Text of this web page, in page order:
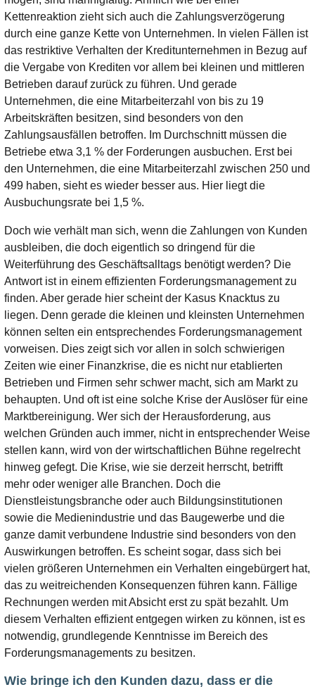
Kettenreaktion zieht sich auch die Zahlungsverzögerung
durch eine ganze Kette von Unternehmen. In vielen Fällen ist
das restriktive Verhalten der Kreditunternehmen in Bezug auf
die Vergabe von Krediten vor allem bei kleinen und mittleren
Betrieben darauf zurück zu führen. Und gerade
Unternehmen, die eine Mitarbeiterzahl von bis zu 19
Arbeitskräften besitzen, sind besonders von den
Zahlungsausfällen betroffen. Im Durchschnitt müssen die
Betriebe etwa 3,1 % der Forderungen ausbuchen. Erst bei
den Unternehmen, die eine Mitarbeiterzahl zwischen 250 und
499 haben, sieht es wieder besser aus. Hier liegt die
Ausbuchungsrate bei 1,5 %.
Doch wie verhält man sich, wenn die Zahlungen von Kunden
ausbleiben, die doch eigentlich so dringend für die
Weiterführung des Geschäftsalltags benötigt werden? Die
Antwort ist in einem effizienten Forderungsmanagement zu
finden. Aber gerade hier scheint der Kasus Knacktus zu
liegen. Denn gerade die kleinen und kleinsten Unternehmen
können selten ein entsprechendes Forderungsmanagement
vorweisen. Dies zeigt sich vor allen in solch schwierigen
Zeiten wie einer Finanzkrise, die es nicht nur etablierten
Betrieben und Firmen sehr schwer macht, sich am Markt zu
behaupten. Und oft ist eine solche Krise der Auslöser für eine
Marktbereinigung. Wer sich der Herausforderung, aus
welchen Gründen auch immer, nicht in entsprechender Weise
stellen kann, wird von der wirtschaftlichen Bühne regelrecht
hinweg gefegt. Die Krise, wie sie derzeit herrscht, betrifft
mehr oder weniger alle Branchen. Doch die
Dienstleistungsbranche oder auch Bildungsinstitutionen
sowie die Medienindustrie und das Baugewerbe und die
ganze damit verbundene Industrie sind besonders von den
Auswirkungen betroffen. Es scheint sogar, dass sich bei
vielen größeren Unternehmen ein Verhalten eingebürgert hat,
das zu weitreichenden Konsequenzen führen kann. Fällige
Rechnungen werden mit Absicht erst zu spät bezahlt. Um
diesem Verhalten effizient entgegen wirken zu können, ist es
notwendig, grundlegende Kenntnisse im Bereich des
Forderungsmanagements zu besitzen.
Wie bringe ich den Kunden dazu, dass er die